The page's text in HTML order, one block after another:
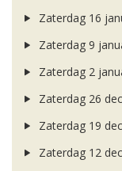
Zaterdag 16
Zaterdag 9
Zaterdag 2
Zaterdag 26
Zaterdag 19
Zaterdag 12